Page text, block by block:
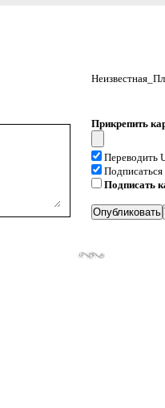
Прикрепить
Переводить
Подписать